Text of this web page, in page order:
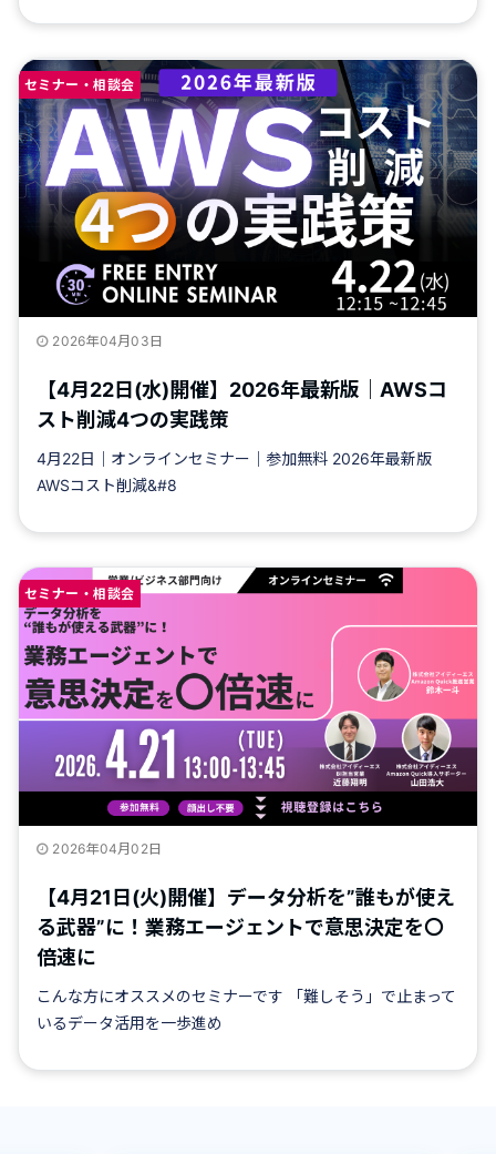
セミナー・相談会
2026年04月03日
【4月22日(水)開催】2026年最新版｜AWSコ
スト削減4つの実践策
4月22日｜オンラインセミナー｜参加無料 2026年最新版
AWSコスト削減&#8
セミナー・相談会
2026年04月02日
【4月21日(火)開催】データ分析を”誰もが使え
る武器”に！業務エージェントで意思決定を〇
倍速に
こんな方にオススメのセミナーです 「難しそう」で止まって
いるデータ活用を一歩進め